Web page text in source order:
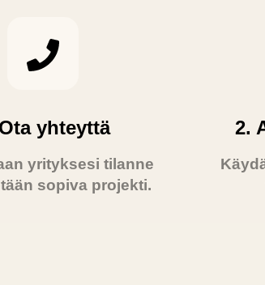
yhteyttä
yrityksesi tilanne
sopiva projekti.
2.